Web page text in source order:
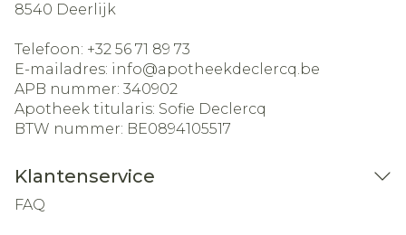
8540 Deerlijk
Telefoon: +32 56 71 89 73
E-mailadres: info@apotheekdeclercq.be
APB nummer: 340902
Apotheek titularis: Sofie Declercq
BTW nummer: BE0894105517
Klantenservice
FAQ